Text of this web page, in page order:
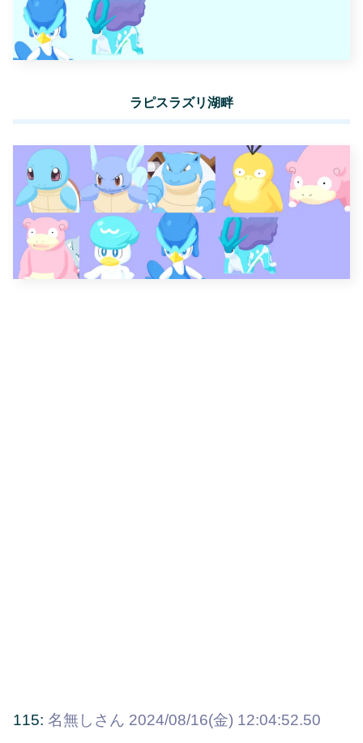
ラピスラズリ湖畔
115: 名無しさん 2024/08/16(金) 12:04:52.50